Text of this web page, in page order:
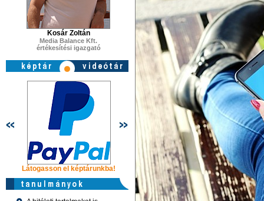
Kosár Zoltán
Media Balance Kft.
értékesítési igazgató
Látogasson el képtárunkba! Látogasson el képtárunkba! Látogasson